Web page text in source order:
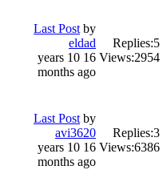
Replies:5
Views:2954
Last Post by
eldad
16 years 10
months ago
Replies:3
Views:6386
Last Post by
avi3620
16 years 10
months ago